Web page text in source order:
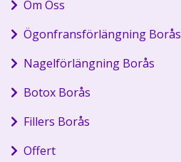
Om Oss
Ögonfransförlängning Borås
Nagelförlängning Borås
Botox Borås
Fillers Borås
Offert